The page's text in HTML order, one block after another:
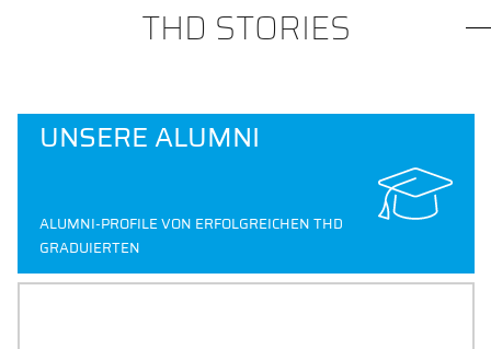
THD STORIES
UNSERE ALUMNI
ALUMNI-PROFILE VON ERFOLGREICHEN THD
GRADUIERTEN